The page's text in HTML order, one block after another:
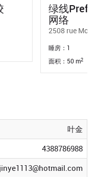
个半包拎包包
0
叶金
4388786988
jinye1113@hotmail.com